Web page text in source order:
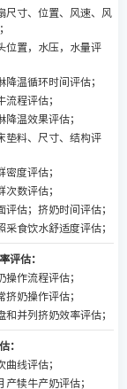
尺寸、位置、风速、风
位置，水压，水量评
降温循环时间评估；
流程评估；
降温效果评估；
垫料、尺寸、结构评
密度评估；
次数评估；
评估；挤奶时间评估；
采食饮水舒适度评估；
评估：
操作流程评估；
挤奶操作评估；
和并列挤奶效率评估；
：
曲线评估；
产犊牛产奶评估；